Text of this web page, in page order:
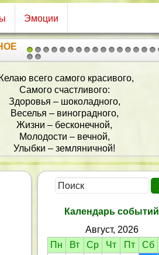
Эмоции
1 2
2021
Дедуля наш любимый,
Тебя мы поздравляем!
И от души счастливо
Жить сотню лет желаем!
Мечтай о днях грядущих,
Сил бодрых не теряй…
Мы будем тебя слушать,
Команду только дай!
Календарь событий
Август, 2026
Пн
Вт Ср Чт Пт Сб